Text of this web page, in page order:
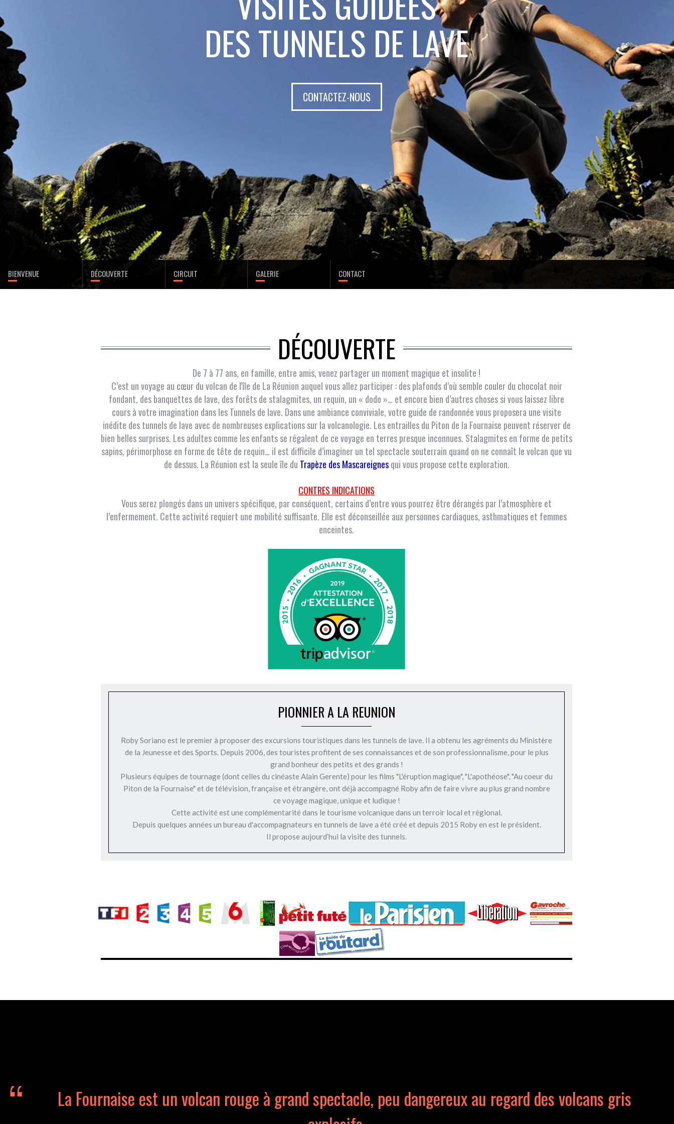
AU VOLCAN
CONTACTEZ-NOUS
BIENVENUE DÉCOUVERTE CIRCUIT GALERIE CONTACT
DÉCOUVERTE
De 7 à 77 ans, en famille, entre amis, venez partager un moment magique et insolite !
C’est un voyage au cœur du volcan de l'île de La Réunion auquel vous allez participer : des plafonds d’où semble couler du chocolat noir
fondant, des banquettes de lave, des forêts de stalagmites, un requin, un « dodo »… et encore bien d’autres choses si vous laissez libre
cours à votre imagination dans les Tunnels de lave. Dans une ambiance conviviale, votre guide de randonnée vous proposera une visite
inédite des tunnels de lave avec de nombreuses explications sur la volcanologie. Les entrailles du Piton de la Fournaise peuvent réserver de
bien belles surprises. Les adultes comme les enfants se régalent de ce voyage en terres presque inconnues. Stalagmites en forme de petits
sapins, périmorphose en forme de tête de requin… il est difficile d’imaginer un tel spectacle souterrain quand on ne connaît le volcan que vu
de dessus. La Réunion est la seule île du Trapèze des Mascareignesqui vous propose cette exploration.
CONTRES INDICATIONS
Vous serez plongés dans un univers spécifique, par conséquent, certains d’entre vous pourrez être dérangés par l’atmosphère et
l’enfermement. Cette activité requiert une mobilité suffisante. Elle est déconseillée aux personnes cardiaques, asthmatiques et femmes
enceintes.
PIONNIER A LA REUNION
Roby Soriano est le premier à proposer des excursions touristiques dans les tunnels de lave. Il a obtenu les agréments du Ministère
de la Jeunesse et des Sports. Depuis 2006, des touristes profitent de ses connaissances et de son professionnalisme, pour le plus
grand bonheur des petits et des grands !
Plusieurs équipes de tournage (dont celles du cinéaste Alain Gerente) pour les films "L'éruption magique", "L'apothéose", "Au coeur du
Piton de la Fournaise" et de télévision, française et étrangère, ont déjà accompagné Roby afin de faire vivre au plus grand nombre
ce voyage magique, unique et ludique !
Cette activité est une complémentarité dans le tourisme volcanique dans un terroir local et régional.
Depuis quelques années un bureau d'accompagnateurs en tunnels de lave a été créé et depuis 2015 Roby en est le président.
Il propose aujourd’hui la visite des tunnels.
La Fournaise est un volcan rouge à grand spectacle, peu dangereux au regard des volcans gris